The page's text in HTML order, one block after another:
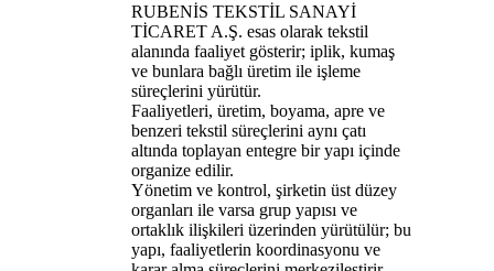
RUBENİS TEKSTİL SANAYİ
TİCARET A.Ş. esas olarak tekstil
alanında faaliyet gösterir; iplik, kumaş
ve bunlara bağlı üretim ile işleme
süreçlerini yürütür.
Faaliyetleri, üretim, boyama, apre ve
benzeri tekstil süreçlerini aynı çatı
altında toplayan entegre bir yapı içinde
organize edilir.
Yönetim ve kontrol, şirketin üst düzey
organları ile varsa grup yapısı ve
ortaklık ilişkileri üzerinden yürütülür; bu
yapı, faaliyetlerin koordinasyonu ve